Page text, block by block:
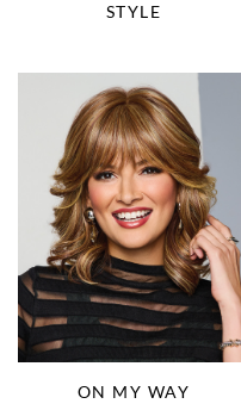
STYLE
ON MY WAY